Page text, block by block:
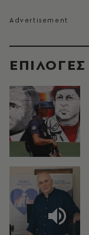
EΠΙΛΟΓΈΣ